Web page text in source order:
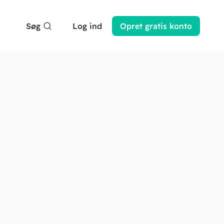
Søg Log ind Opret gratis konto